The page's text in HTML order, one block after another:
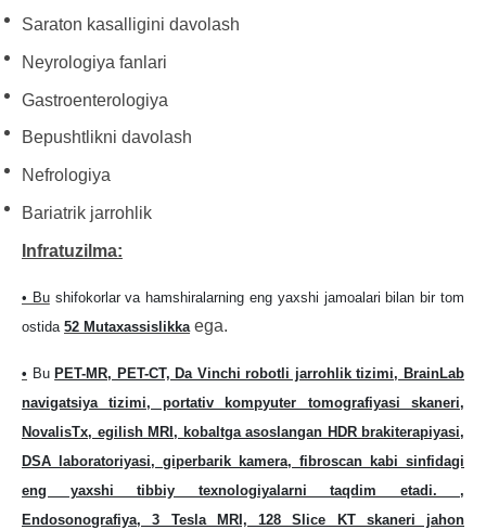
Saraton kasalligini davolash
Neyrologiya fanlari
Gastroenterologiya
Bepushtlikni davolash
Nefrologiya
Bariatrik jarrohlik
Infratuzilma:
• Bu shifokorlar va hamshiralarning eng yaxshi jamoalari bilan bir tom
ostida 52 Mutaxassislikka ega.
• Bu PET-MR, PET-CT, Da Vinchi robotli jarrohlik tizimi, BrainLab
navigatsiya tizimi, portativ kompyuter tomografiyasi skaneri,
NovalisTx, egilish MRI, kobaltga asoslangan HDR brakiterapiyasi,
DSA laboratoriyasi, giperbarik kamera, fibroscan kabi sinfidagi
eng yaxshi tibbiy texnologiyalarni taqdim etadi. ,
Endosonografiya, 3 Tesla MRI, 128 Slice KT skaneri jahon